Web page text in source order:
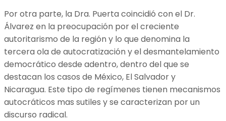
Por otra parte, la Dra. Puerta coincidió con el Dr.
Álvarez en la preocupación por el creciente
autoritarismo de la región y lo que denomina la
tercera ola de autocratización y el desmantelamiento
democrático desde adentro, dentro del que se
destacan los casos de México, El Salvador y
Nicaragua. Este tipo de regímenes tienen mecanismos
autocráticos mas sutiles y se caracterizan por un
discurso radical.